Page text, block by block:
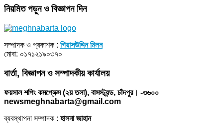
নিয়মিত পড়ুন ও বিজ্ঞাপন দিন
সম্পাদক ও প্রকাশক : গিয়াসউদ্দিন মিলন
মোবা: ০১৭১২১৯০৩৭০
বার্তা, বিজ্ঞাপন ও সম্পাদকীয় কার্যালয়
ফয়সাল শপিং কমপ্লেক্স (২য় তলা), বাসস্ট্যন্ড, চাঁদপুর। -৩৬০০
newsmeghnabarta@gmail.com
ব্যবস্থাপনা সম্পাদক : হাসনা জাহান